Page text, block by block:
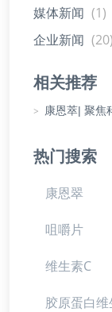
媒体新闻 (1)
企业新闻 (20)
相关推荐
> 康恩萃| 聚焦
热门搜索
康恩翠
咀嚼片
维生素C
胶原蛋白